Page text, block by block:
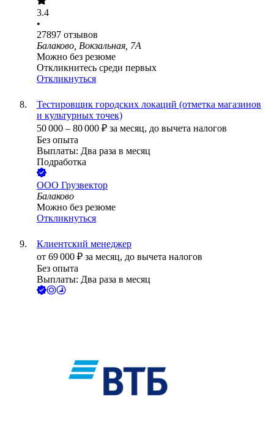
3.4
•
27897 отзывов
Балаково, Вокзальная, 7А
Можно без резюме
Откликнитесь среди первых
Откликнуться
Тестировщик городских локаций (отметка магазинов
и культурных точек)
50 000 – 80 000 ₽ за месяц, до вычета налогов
Без опыта
Выплаты: Два раза в месяц
Подработка
ООО Грузвектор
Балаково
Можно без резюме
Откликнуться
Клиентский менеджер
от 69 000 ₽ за месяц, до вычета налогов
Без опыта
Выплаты: Два раза в месяц